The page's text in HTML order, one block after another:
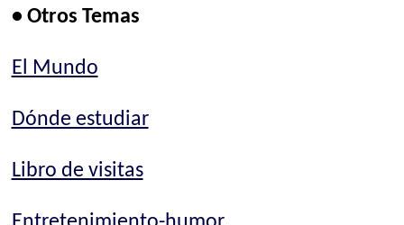
• Otros Temas
El Mundo
Dónde estudiar
Libro de visitas